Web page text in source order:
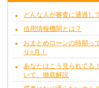
どんな人が審査に通過し
信用情報機関とは？
おまとめローンの時期っ
リ○月！
あなたはこう見られてる
いて、徹底解説